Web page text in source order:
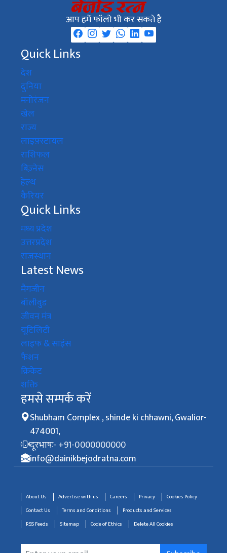
आप हमें फॉलो भी कर सकते है
Quick Links
देश
दुनिया
मनोरंजन
खेल
राज्य
लाइफ़्स्टायल
राशिफल
बिज़्नेस
हेल्थ
कैरियर
Quick Links
मध्य प्रदेश
उत्तरप्रदेश
राजस्थान
Latest News
मैगजीन
बॉलीवुड
जीवन मंत्र
यूटिलिटी
लाइफ & साइंस
फैशन
क्रिकेट
शक्ति
हमसे सम्पर्क करें
Shubham Complex , shinde ki chhawni, Gwalior-
474001,
दूरभाषः- +91-0000000000
info@dainikbejodratna.com
About Us Advertise with us Careers Privacy
Cookies Policy
Contact Us
Terms and Conditions
Products and Services
RSS Feeds
Sitemap Code of Ethics Delete All Cookies